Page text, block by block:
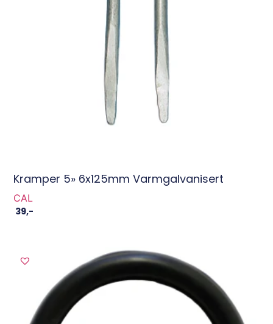
Kramper 5» 6x125mm Varmgalvanisert
CAL
39,-